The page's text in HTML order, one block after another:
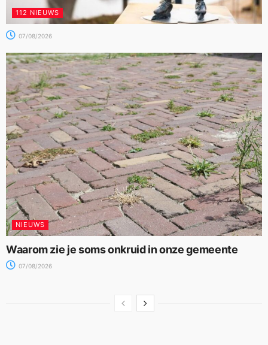
112 NIEUWS
07/08/2026
NIEUWS
Waarom zie je soms onkruid in onze gemeente
07/08/2026